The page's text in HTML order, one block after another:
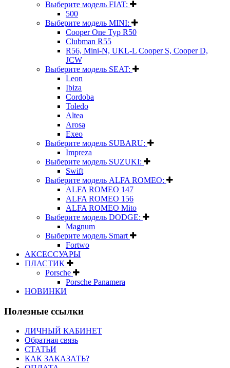
Выберите модель FIAT:
500
Выберите модель MINI:
Cooper One Typ R50
Clubman R55
R56, Mini-N, UKL-L Cooper S, Cooper D,
JCW
Выберите модель SEAT:
Leon
Ibiza
Cordoba
Toledo
Altea
Arosa
Exeo
Выберите модель SUBARU:
Impreza
Выберите модель SUZUKI:
Swift
Выберите модель ALFA ROMEO:
ALFA ROMEO 147
ALFA ROMEO 156
ALFA ROMEO Mito
Выберите модель DODGE:
Magnum
Выберите модель Smart
Fortwo
АКСЕССУАРЫ
ПЛАСТИК
Porsche
Porsche Panamera
НОВИНКИ
Полезные ссылки
ЛИЧНЫЙ КАБИНЕТ
Обратная связь
СТАТЬИ
КАК ЗАКАЗАТЬ?